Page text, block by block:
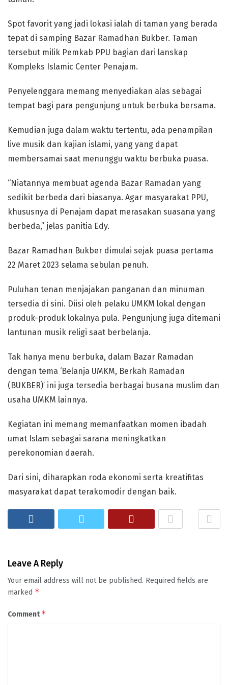
Spot favorit yang jadi lokasi ialah di taman yang berada
tepat di samping Bazar Ramadhan Bukber. Taman
tersebut milik Pemkab PPU bagian dari lanskap
Kompleks Islamic Center Penajam.
Penyelenggara memang menyediakan alas sebagai
tempat bagi para pengunjung untuk berbuka bersama.
Kemudian juga dalam waktu tertentu, ada penampilan
live musik dan kajian islami, yang yang dapat
membersamai saat menunggu waktu berbuka puasa.
“Niatannya membuat agenda Bazar Ramadan yang
sedikit berbeda dari biasanya. Agar masyarakat PPU,
khususnya di Penajam dapat merasakan suasana yang
berbeda,” jelas panitia Edy.
Bazar Ramadhan Bukber dimulai sejak puasa pertama
22 Maret 2023 selama sebulan penuh.
Puluhan tenan menjajakan panganan dan minuman
tersedia di sini. Diisi oleh pelaku UMKM lokal dengan
produk-produk lokalnya pula. Pengunjung juga ditemani
lantunan musik religi saat berbelanja.
Tak hanya menu berbuka, dalam Bazar Ramadan
dengan tema ‘Belanja UMKM, Berkah Ramadan
(BUKBER)’ ini juga tersedia berbagai busana muslim dan
usaha UMKM lainnya.
Kegiatan ini memang memanfaatkan momen ibadah
umat Islam sebagai sarana meningkatkan
perekonomian daerah.
Dari sini, diharapkan roda ekonomi serta kreatifitas
masyarakat dapat terakomodir dengan baik.
Leave A Reply
Your email address will not be published. Required fields are
marked *
Comment*